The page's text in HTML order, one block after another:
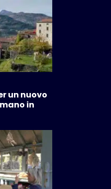
un nuovo
in